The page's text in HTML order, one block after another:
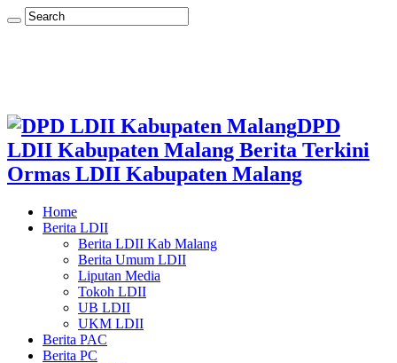
DPD
LDII Kabupaten Malang Berita Terkini
Ormas LDII Kabupaten Malang
Home
Berita LDII
Berita LDII Kab Malang
Berita Umum LDII
Liputan Media
Tokoh LDII
UB LDII
UKM LDII
Berita PAC
Berita PC